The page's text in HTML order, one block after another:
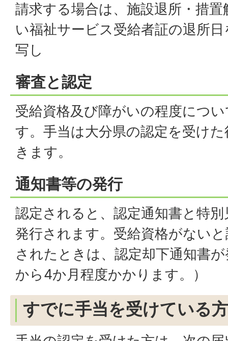
請求する場合は、施設退所・措
い福祉サービス受給者証の退所
写し
審査と認定
受給資格及び障がいの程度につ
す。手当は大分県の認定を受け
きます。
通知書等の発行
認定されると、認定通知書と特
発行されます。受給資格がない
されたときは、認定却下通知書
から4か月程度かかります。）
すでに手当を受けている